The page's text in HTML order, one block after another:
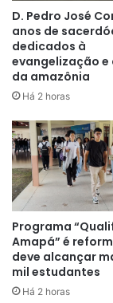
D. Pedro José
anos de
dedicados à
evangelização e
da amazônia
Há 2 horas
Programa
Amapá” é
deve alcançar
mil estudantes
Há 2 horas